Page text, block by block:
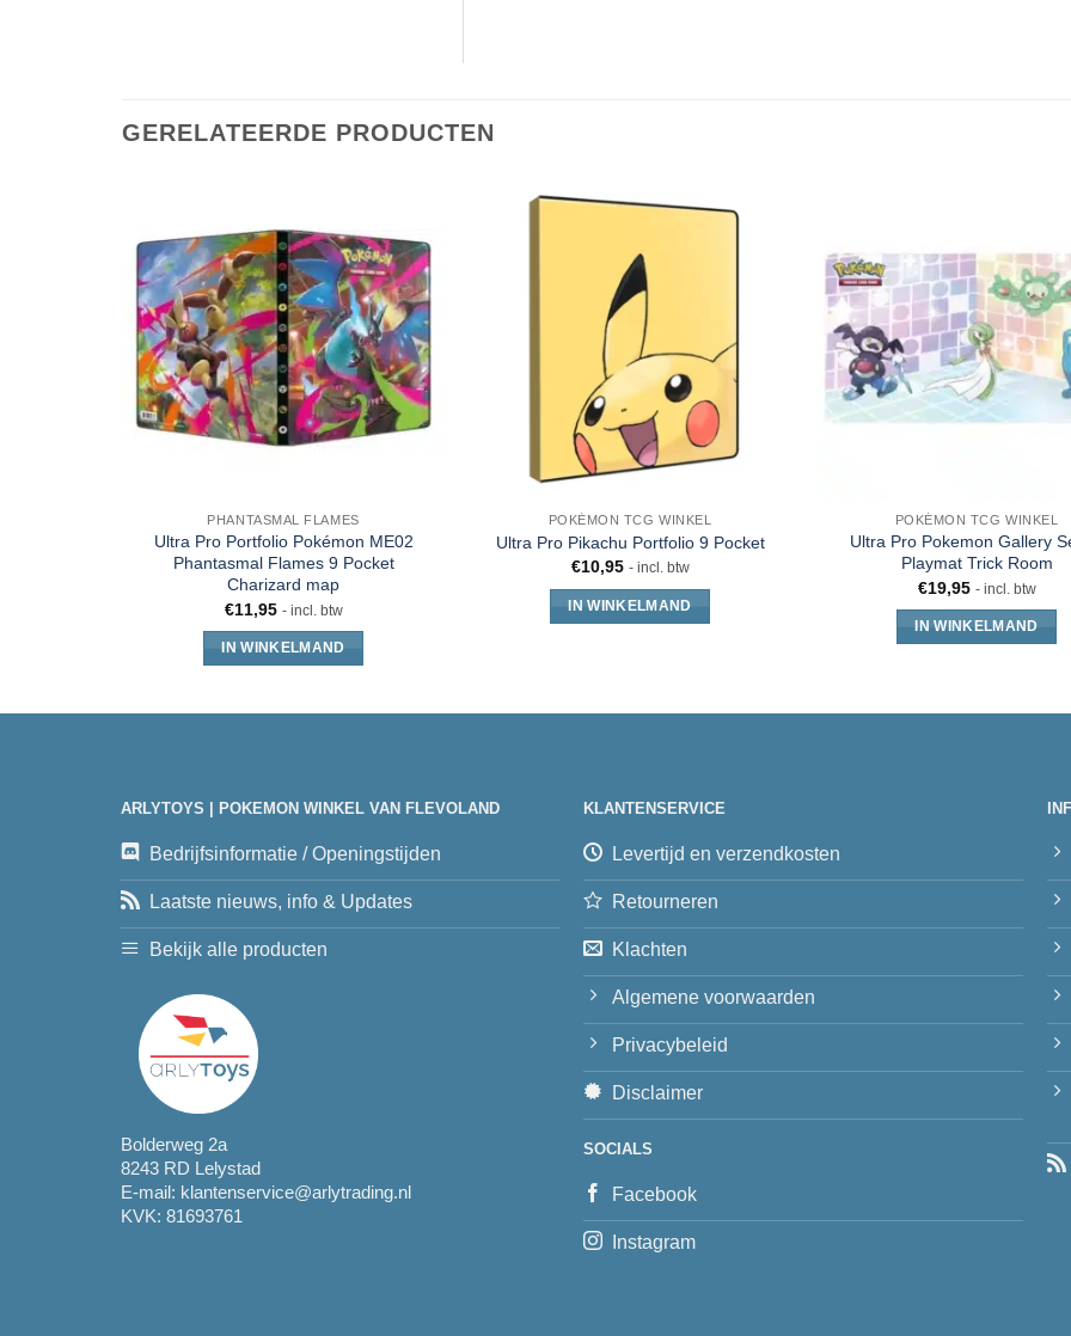
GERELATEERDE PRODUCTEN
PHANTASMAL FLAMES
Ultra Pro Portfolio Pokémon ME02
Phantasmal Flames 9 Pocket
Charizard map
€11,95 - incl. btw
IN WINKELMAND
POKÉMON TCG WINKEL
Ultra Pro Pikachu Portfolio 9 Pocket
€10,95 - incl. btw
IN WINKELMAND
POKÉMON TCG WINKEL
Ultra Pro Pokemon Gallery
Playmat Trick Room
€19,95 - incl. btw
IN WINKELMAND
ARLYTOYS | POKEMON WINKEL VAN FLEVOLAND
Bedrijfsinformatie / Openingstijden
Laatste nieuws, info & Updates
Bekijk alle producten
Bolderweg 2a
8243 RD Lelystad
E-mail: klantenservice@arlytrading.nl
KVK: 81693761
KLANTENSERVICE
Levertijd en verzendkosten
Retourneren
Klachten
Algemene voorwaarden
Privacybeleid
Disclaimer
SOCIALS
Facebook
Instagram